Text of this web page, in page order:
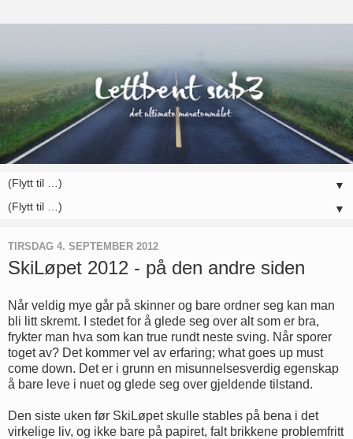
▼
▼
TIRSDAG 4. SEPTEMBER 2012
SkiLøpet 2012 - på den andre siden
Når veldig mye går på skinner og bare ordner seg kan man
bli litt skremt. I stedet for å glede seg over alt som er bra,
frykter man hva som kan true rundt neste sving. Når sporer
toget av? Det kommer vel av erfaring; what goes up must
come down. Det er i grunn en misunnelsesverdig egenskap
å bare leve i nuet og glede seg over gjeldende tilstand.
Den siste uken før SkiLøpet skulle stables på bena i det
virkelige liv, og ikke bare på papiret, falt brikkene problemfritt